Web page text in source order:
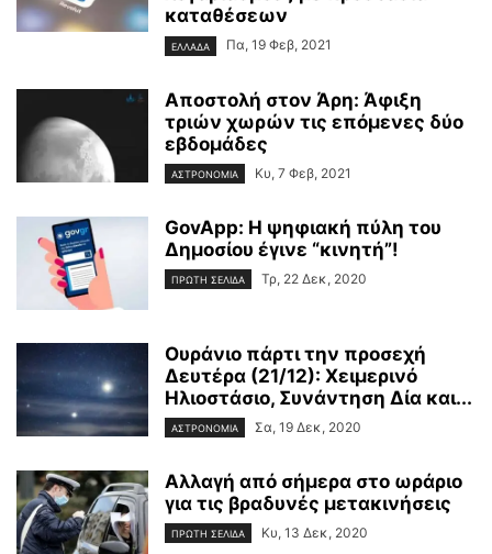
καταθέσεων
ΕΛΛΑΔΑ Πα, 19 Φεβ, 2021
Αποστολή στον Άρη: Άφιξη
τριών χωρών τις επόμενες δύο
εβδομάδες
ΑΣΤΡΟΝΟΜΙΑ Κυ, 7 Φεβ, 2021
GovApp: Η ψηφιακή πύλη του
Δημοσίου έγινε “κινητή”!
ΠΡΩΤΗ ΣΕΛΙΔΑ Τρ, 22 Δεκ, 2020
Ουράνιο πάρτι την προσεχή
Δευτέρα (21/12): Χειμερινό
Ηλιοστάσιο, Συνάντηση Δία και...
ΑΣΤΡΟΝΟΜΙΑ Σα, 19 Δεκ, 2020
Αλλαγή από σήμερα στο ωράριο
για τις βραδυνές μετακινήσεις
ΠΡΩΤΗ ΣΕΛΙΔΑ Κυ, 13 Δεκ, 2020